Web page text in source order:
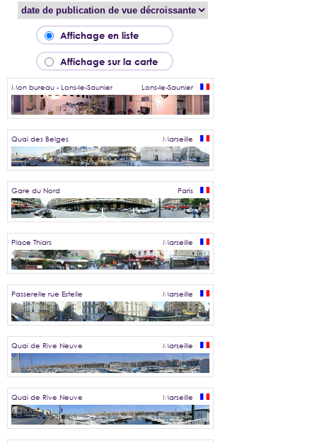
Affichage en liste
Affichage sur la carte
Mon bureau - Lons-le-Saunier Lons-le-Saunier
Quai des Belges Marseille
Gare du Nord Paris
Place Thiars Marseille
Passerelle rue Estelle Marseille
Quai de Rive Neuve Marseille
Quai de Rive Neuve Marseille